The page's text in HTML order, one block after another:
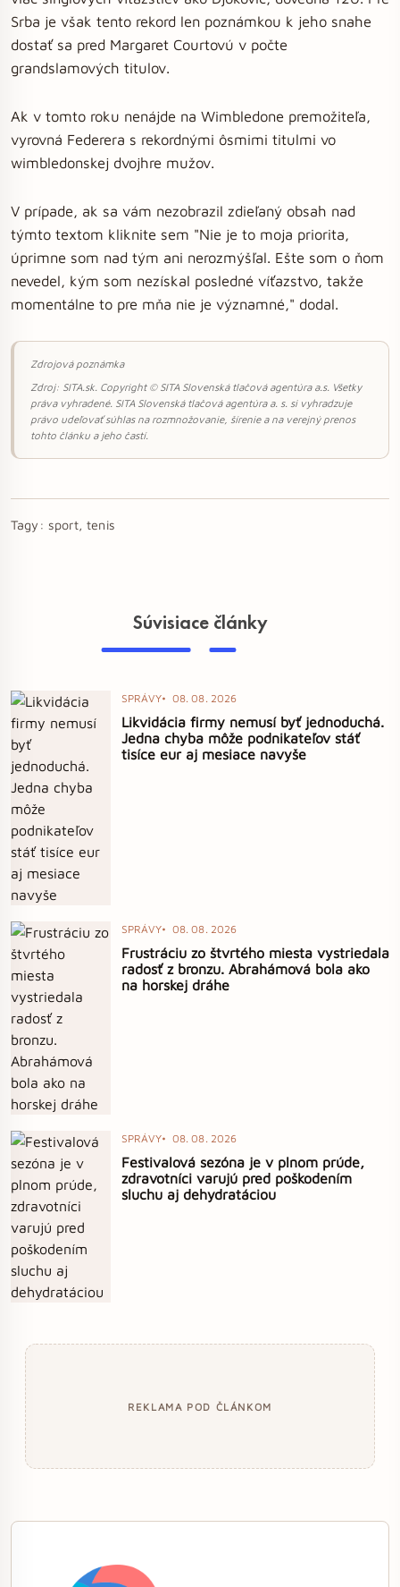
Srba je však tento rekord len poznámkou k jeho snahe
dostať sa pred Margaret Courtovú v počte
grandslamových titulov.
Ak v tomto roku nenájde na Wimbledone premožiteľa,
vyrovná Federera s rekordnými ôsmimi titulmi vo
wimbledonskej dvojhre mužov.
V prípade, ak sa vám nezobrazil zdieľaný obsah nad
týmto textom kliknite sem "Nie je to moja priorita,
úprimne som nad tým ani nerozmýšľal. Ešte som o ňom
nevedel, kým som nezískal posledné víťazstvo, takže
momentálne to pre mňa nie je významné," dodal.
Zdrojová poznámka
Zdroj: SITA.sk. Copyright © SITA Slovenská tlačová agentúra a.s. Všetky
práva vyhradené. SITA Slovenská tlačová agentúra a. s. si vyhradzuje
právo udeľovať súhlas na rozmnožovanie, šírenie a na verejný prenos
tohto článku a jeho častí.
Tagy: sport, tenis
Súvisiace články
SPRÁVY 08. 08. 2026
Likvidácia firmy nemusí byť jednoduchá.
Jedna chyba môže podnikateľov stáť
tisíce eur aj mesiace navyše
SPRÁVY 08. 08. 2026
Frustráciu zo štvrtého miesta vystriedala
radosť z bronzu. Abrahámová bola ako
na horskej dráhe
SPRÁVY 08. 08. 2026
Festivalová sezóna je v plnom prúde,
zdravotníci varujú pred poškodením
sluchu aj dehydratáciou
REKLAMA POD ČLÁNKOM